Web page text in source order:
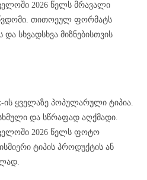
2026 წელს მრავალი
თითოეულ ფორმატს
და სხვადსხვა მიზნებისთვის
ის ყველაზე პოპულარული ტიპია.
და სწრაფად აღქმადი.
2026 წელს ფოტო
ტიპის პროდუქტის ან